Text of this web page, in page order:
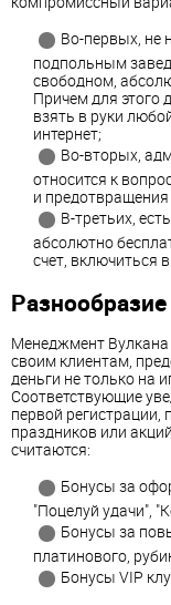
Во-первых, не
подпольным
свободном,
Причем для этого
взять в руки
интернет;
Во-вторых,
относится к
и предотвращения
В-третьих,
абсолютно
счет, включиться
Менеджмент Вулкана
своим клиентам,
деньги не только на
Соответствующие
первой регистрации,
праздников или
считаются:
Бонусы за
"Поцелуй удачи",
Бонусы за
платинового,
Бонусы VIP